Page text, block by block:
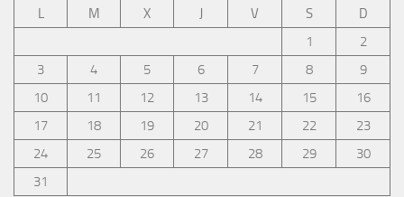
L
M X J V S
D
1
2
3
4 5 6 7 8
9
10
11 12 13 14 15
16
17
18 19 20 21 22
23
24
25 26 27 28 29
30
31